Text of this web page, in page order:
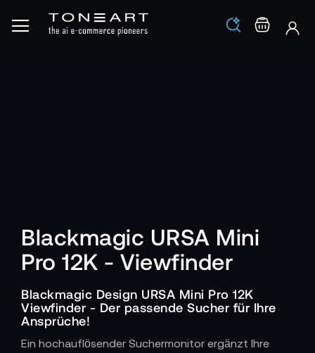
Los
Blackmagic URSA Mini
Pro 12K - Viewfinder
Blackmagic Design URSA Mini Pro 12K
Viewfinder - Der passende Sucher für Ihre
Ansprüche!
Ein hochauflösender Suchermonitor ergänzt Ihre